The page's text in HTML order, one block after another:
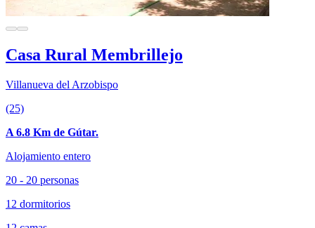
Casa Rural Membrillejo
Villanueva del Arzobispo
(25)
A 6.8 Km de Gútar.
Alojamiento entero
20 - 20 personas
12 dormitorios